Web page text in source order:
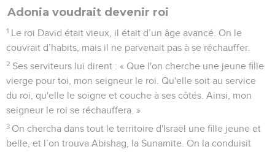
Adonia voudrait devenir roi
1 Le roi David était vieux, il était d’un âge avancé. On le
couvrait d’habits, mais il ne parvenait pas à se réchauffer.
2 Ses serviteurs lui dirent : « Que l'on cherche une jeune fille
vierge pour toi, mon seigneur le roi. Qu'elle soit au service
du roi, qu'elle le soigne et couche à ses côtés. Ainsi, mon
seigneur le roi se réchauffera. »
3 On chercha dans tout le territoire d'Israël une fille jeune et
belle, et l’on trouva Abishag, la Sunamite. On la conduisit